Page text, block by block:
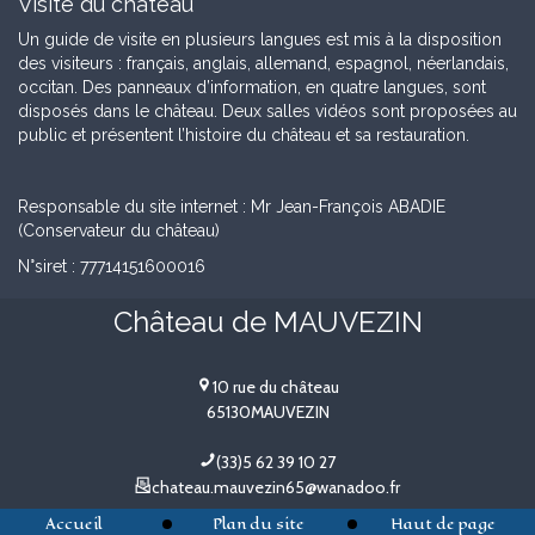
Un guide de visite en plusieurs langues est mis à la disposition
des visiteurs : français, anglais, allemand, espagnol, néerlandais,
occitan. Des panneaux d’information, en quatre langues, sont
disposés dans le château. Deux salles vidéos sont proposées au
public et présentent l’histoire du château et sa restauration.
Responsable du site internet : Mr Jean-François ABADIE
(Conservateur du château)
N°siret : 77714151600016
Château de MAUVEZIN
10 rue du château
65130MAUVEZIN
(33)5 62 39 10 27
chateau.mauvezin65@wanadoo.fr
Accueil
Plan du site Haut de page